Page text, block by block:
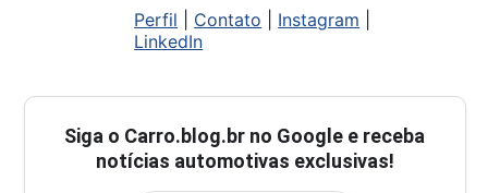
Perfil Contato Instagram
LinkedIn
Siga o Carro.blog.br no Google e receba
notícias automotivas exclusivas!